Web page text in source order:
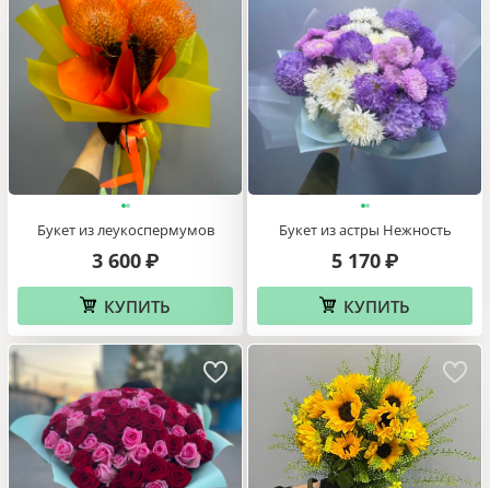
Букет из леукоспермумов
3 600 ₽
КУПИТЬ
Букет из астры Нежность
5 170 ₽
КУПИТЬ